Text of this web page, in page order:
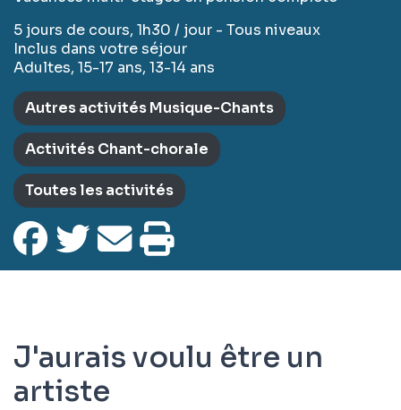
5 jours de cours, 1h30 / jour - Tous niveaux
Inclus dans votre séjour
Adultes, 15-17 ans, 13-14 ans
Autres activités Musique-Chants
Activités Chant-chorale
Toutes les activités
J'aurais voulu être un
artiste